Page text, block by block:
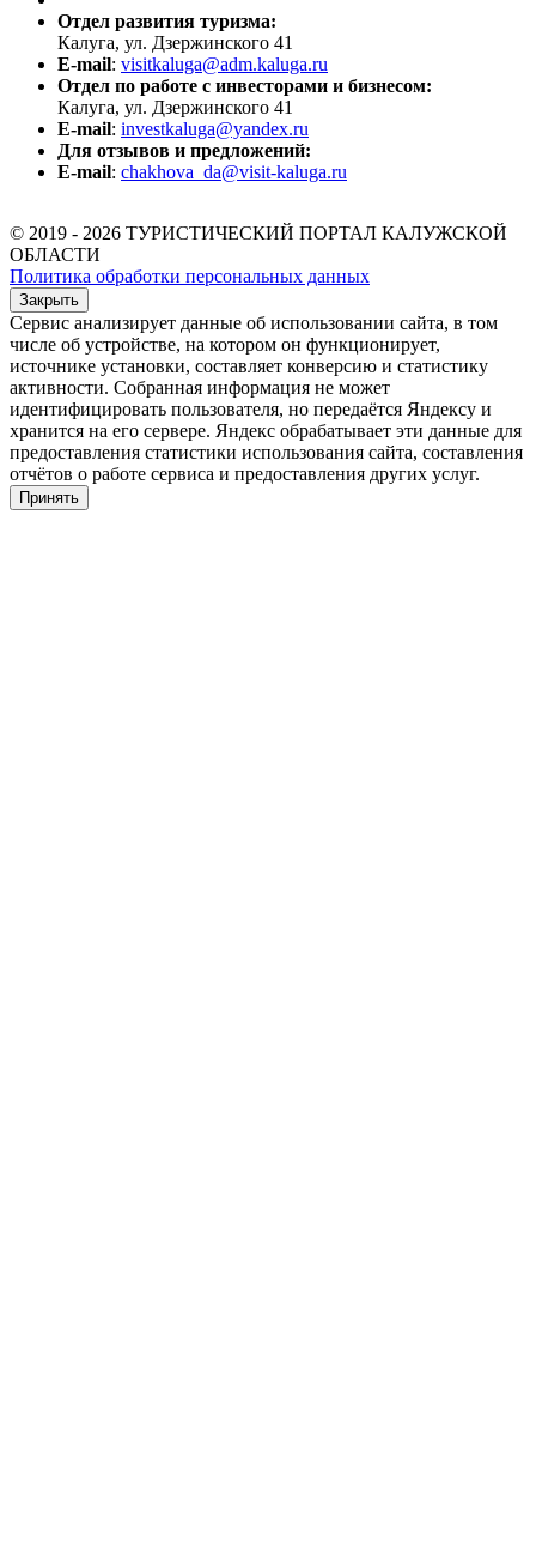
Отдел развития туризма:
Калуга, ул. Дзержинского 41
E-mail: visitkaluga@adm.kaluga.ru
Отдел по работе с инвесторами и бизнесом:
Калуга, ул. Дзержинского 41
E-mail: investkaluga@yandex.ru
Для отзывов и предложений:
E-mail: chakhova_da@visit-kaluga.ru
© 2019 - 2026 ТУРИСТИЧЕСКИЙ ПОРТАЛ КАЛУЖСКОЙ
ОБЛАСТИ
Политика обработки персональных данных
Закрыть
Сервис анализирует данные об использовании сайта, в том
числе об устройстве, на котором он функционирует,
источнике установки, составляет конверсию и статистику
активности. Собранная информация не может
идентифицировать пользователя, но передаётся Яндексу и
хранится на его сервере. Яндекс обрабатывает эти данные для
предоставления статистики использования сайта, составления
отчётов о работе сервиса и предоставления других услуг.
Принять